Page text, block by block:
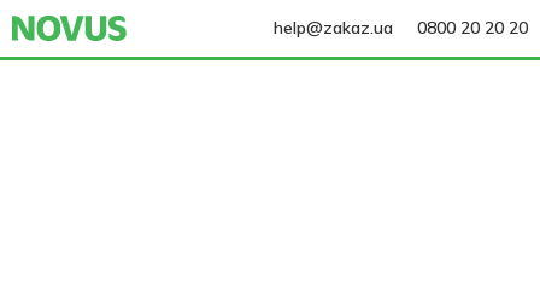
help@zakaz.ua 0800 20 20 20